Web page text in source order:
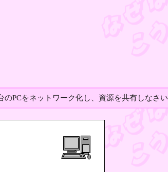
PCをネットワーク化し、資源を共有しなさい